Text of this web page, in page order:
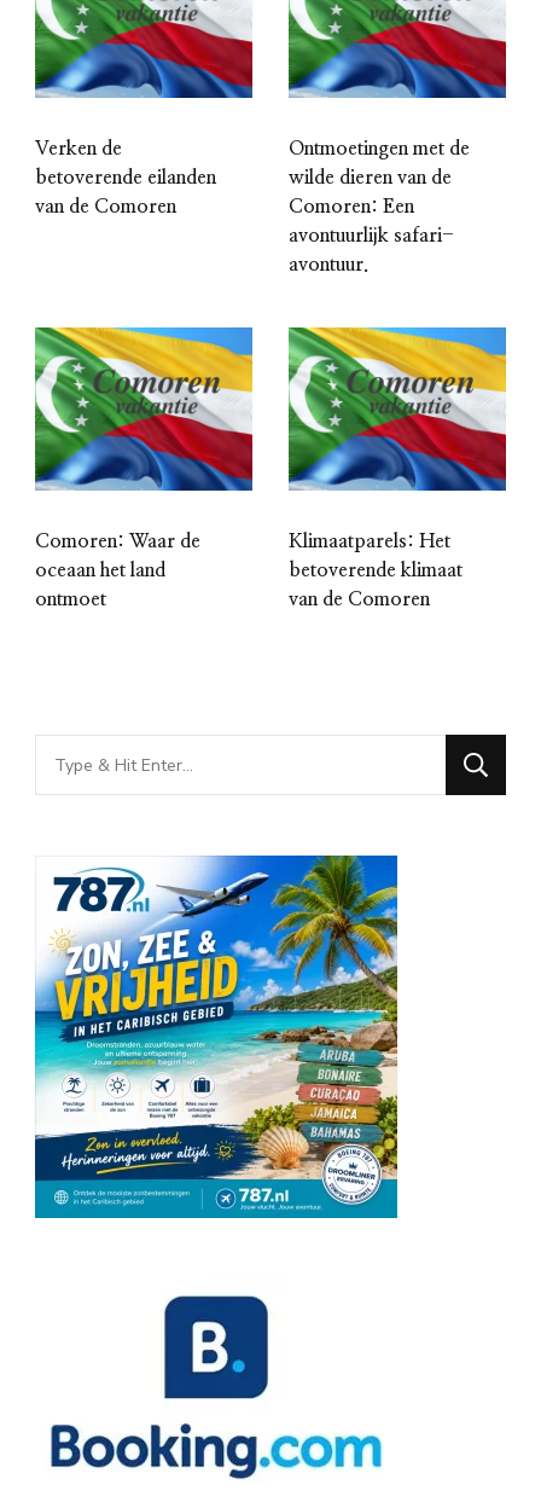
Verken de
betoverende eilanden
van de Comoren
Ontmoetingen met de
wilde dieren van de
Comoren: Een
avontuurlijk safari-
avontuur.
Comoren: Waar de
oceaan het land
ontmoet
Klimaatparels: Het
betoverende klimaat
van de Comoren
Looking
for